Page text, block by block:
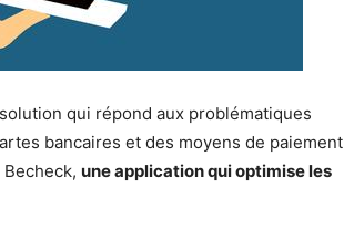
qui répond aux problématiques
bancaires et des moyens de paiement
une application qui optimise les